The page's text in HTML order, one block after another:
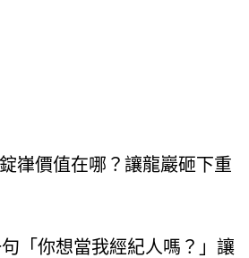
嵂價值在哪？讓龍巖砸下重
「你想當我經紀人嗎？」讓